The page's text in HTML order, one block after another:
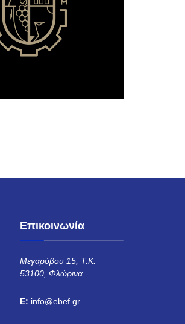
Επικοινωνία
Μεγαρόβου 15, Τ.Κ.
53100, Φλώρινα
E: info@ebef.gr